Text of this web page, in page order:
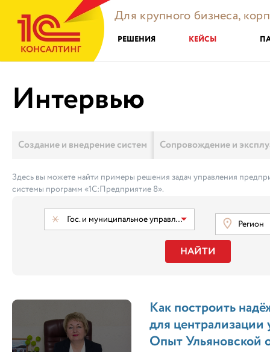
Для крупного бизнеса,
РЕШЕНИЯ КЕЙСЫ
Интервью
Создание и внедрение систем Сопровождение и
Здесь вы можете найти примеры решения задач управления
системы программ «1С:Предприятие 8».
Гос. и муниципальное управление Регион
НАЙТИ
Как построить
для централизации
Опыт Ульяновской